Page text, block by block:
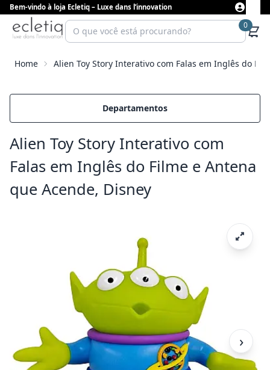
Bem-vindo à loja Ecletiq – Luxe dans l’innovation
0
Home Alien Toy Story Interativo com Falas em Inglês do
Departamentos
Alien Toy Story Interativo com
Falas em Inglês do Filme e Antena
que Acende, Disney
›